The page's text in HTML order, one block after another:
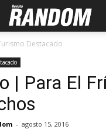
Destacado
| Para El
- agosto 15, 2016